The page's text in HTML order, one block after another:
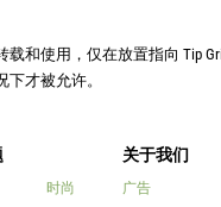
时尚
关于我们
广告
载和使用，仅在放置指向 Tip
才被允许。